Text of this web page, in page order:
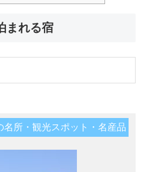
まれる宿
所・観光スポット・名産品